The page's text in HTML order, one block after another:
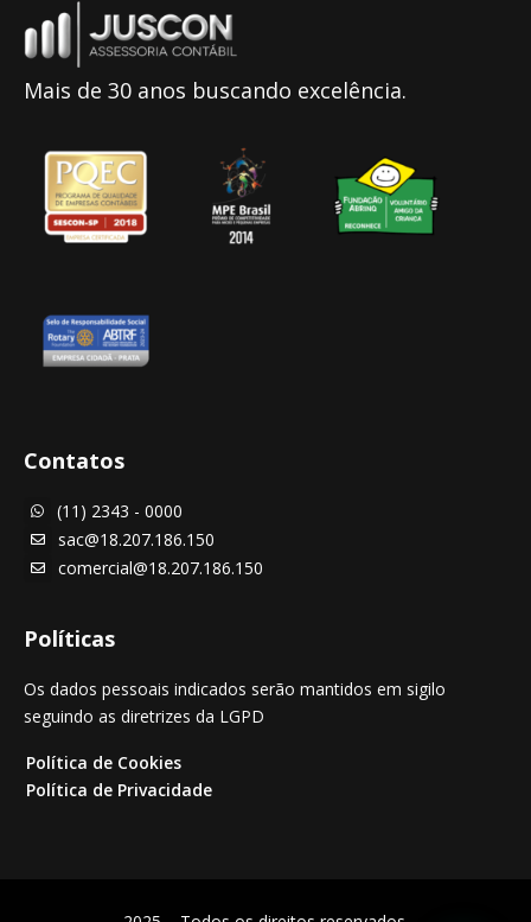
Mais de 30 anos buscando excelência.
Contatos
 (11) 2343 - 0000
 sac@18.207.186.150
 comercial@18.207.186.150
Políticas
Os dados pessoais indicados serão mantidos em sigilo
seguindo as diretrizes da LGPD
Política de Cookies
Política de Privacidade